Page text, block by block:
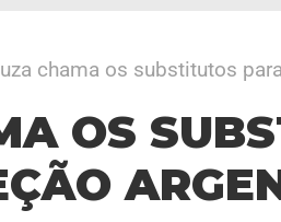
chama os substitutos
OS